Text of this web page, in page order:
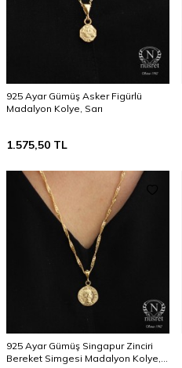
925 Ayar Gümüş Asker Figürlü
Madalyon Kolye, Sarı
1.575,50 TL
925 Ayar Gümüş Singapur Zinciri
Bereket Simgesi Madalyon Kolye,